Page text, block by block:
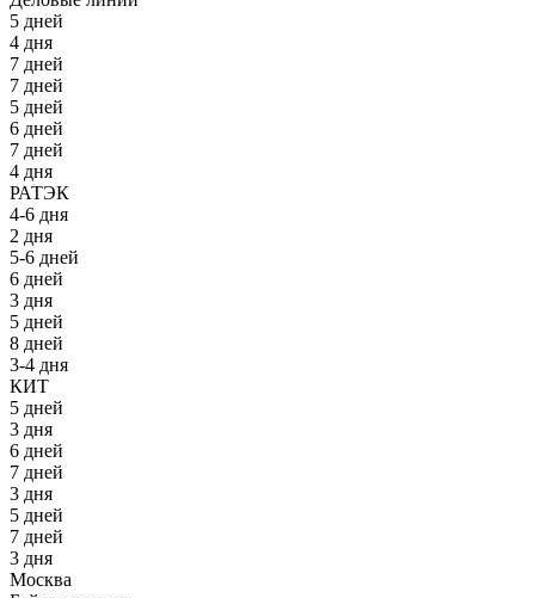
5 дней
4 дня
7 дней
7 дней
5 дней
6 дней
7 дней
4 дня
РАТЭК
4-6 дня
2 дня
5-6 дней
6 дней
3 дня
5 дней
8 дней
3-4 дня
КИТ
5 дней
3 дня
6 дней
7 дней
3 дня
5 дней
7 дней
3 дня
Москва